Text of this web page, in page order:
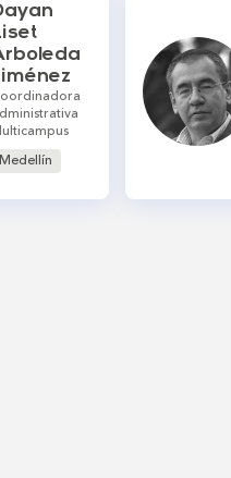
Medellín